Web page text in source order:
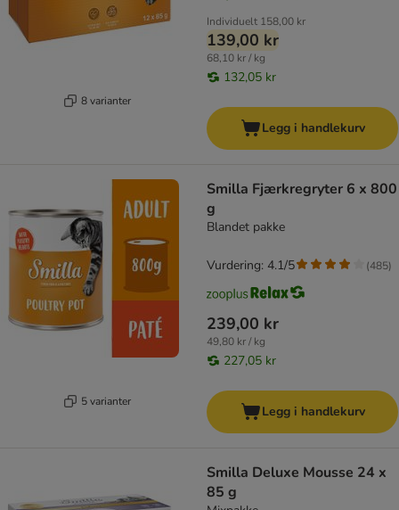
8 varianter
Individuelt 158,00 kr
139,00 kr
68,10 kr / kg
132,05 kr
Legg i handlekurv
5 varianter
Smilla Fjærkregryter 6 x 800
g
Blandet pakke
239,00 kr
49,80 kr / kg
227,05 kr
Vurdering: 4.1/5 (485)
Legg i handlekurv
Smilla Deluxe Mousse 24 x
85 g